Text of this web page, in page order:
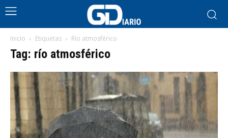
Inicio Etiquetas Río atmosférico
Tag: río atmosférico